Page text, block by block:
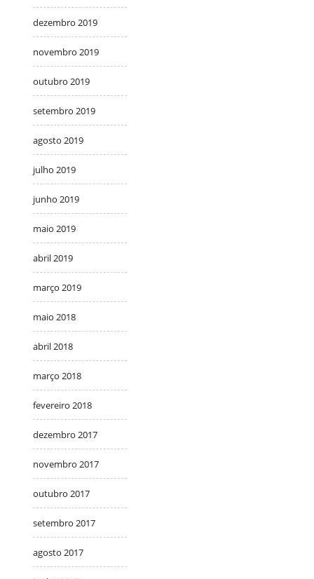
dezembro 2019
novembro 2019
outubro 2019
setembro 2019
agosto 2019
julho 2019
junho 2019
maio 2019
abril 2019
março 2019
maio 2018
abril 2018
março 2018
fevereiro 2018
dezembro 2017
novembro 2017
outubro 2017
setembro 2017
agosto 2017